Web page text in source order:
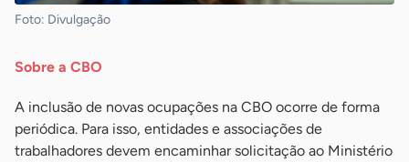
Foto: Divulgação
Sobre a CBO
A inclusão de novas ocupações na CBO ocorre de forma
periódica. Para isso, entidades e associações de
trabalhadores devem encaminhar solicitação ao Ministério